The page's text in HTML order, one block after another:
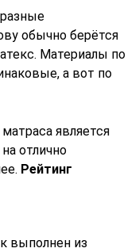
обычно берётся
Материалы по
а вот по
является
отлично
Рейтинг
выполнен из